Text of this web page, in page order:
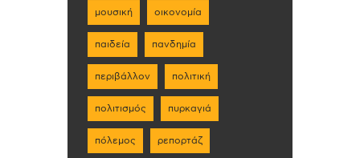
μουσική οικονομία
παιδεία πανδημία
περιβάλλον πολιτική
πολιτισμός πυρκαγιά
πόλεμος ρεπορτάζ